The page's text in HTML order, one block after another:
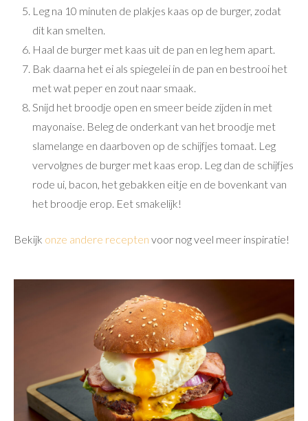
Leg na 10 minuten de plakjes kaas op de burger, zodat
dit kan smelten.
Haal de burger met kaas uit de pan en leg hem apart.
Bak daarna het ei als spiegelei in de pan en bestrooi het
met wat peper en zout naar smaak.
Snijd het broodje open en smeer beide zijden in met
mayonaise. Beleg de onderkant van het broodje met
slamelange en daarboven op de schijfjes tomaat. Leg
vervolgnes de burger met kaas erop. Leg dan de schijfjes
rode ui, bacon, het gebakken eitje en de bovenkant van
het broodje erop. Eet smakelijk!
Bekijk onze andere recepten voor nog veel meer inspiratie!